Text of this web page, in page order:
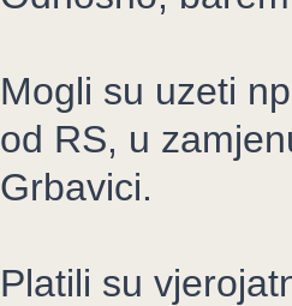
Mogli su uzeti
od RS, u
Grbavici.
Platili su